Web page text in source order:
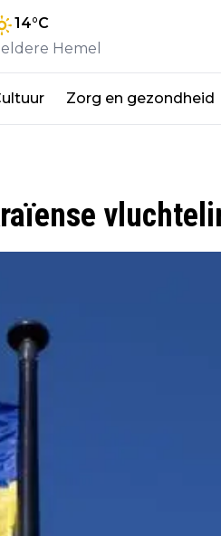
14°C
Hemel
Zorg en gezondheid